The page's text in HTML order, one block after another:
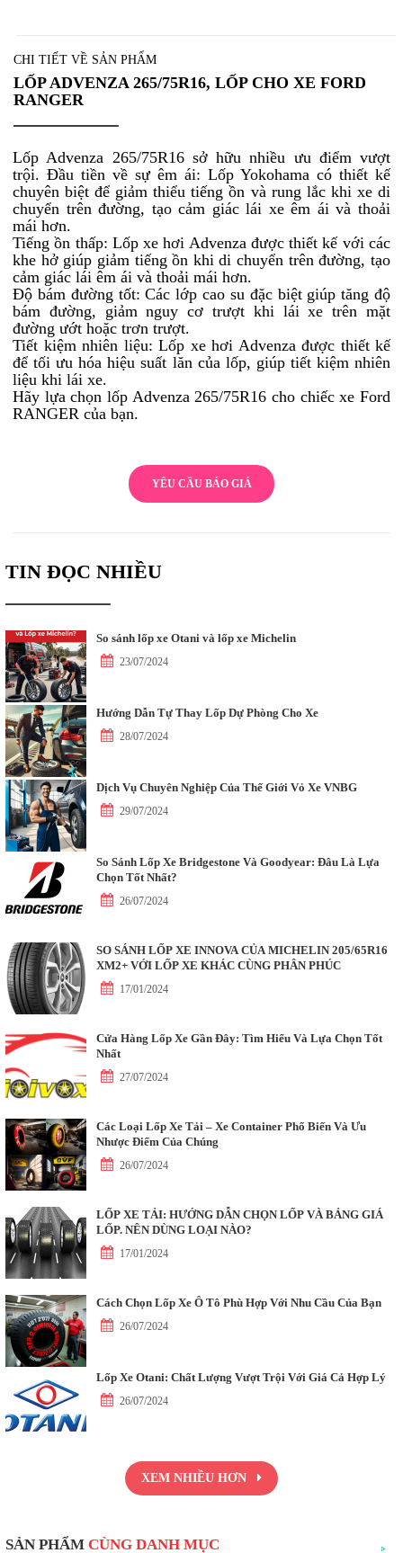
CHI TIẾT VỀ SẢN PHẨM
LỐP ADVENZA 265/75R16, LỐP CHO XE FORD
RANGER
Lốp Advenza 265/75R16 sở hữu nhiều ưu điểm vượt
trội. Đầu tiền về sự êm ái: Lốp Yokohama có thiết kế
chuyên biệt để giảm thiểu tiếng ồn và rung lắc khi xe di
chuyển trên đường, tạo cảm giác lái xe êm ái và thoải
mái hơn.
Tiếng ồn thấp: Lốp xe hơi Advenza được thiết kế với các
khe hở giúp giảm tiếng ồn khi di chuyển trên đường, tạo
cảm giác lái êm ái và thoải mái hơn.
Độ bám đường tốt: Các lớp cao su đặc biệt giúp tăng độ
bám đường, giảm nguy cơ trượt khi lái xe trên mặt
đường ướt hoặc trơn trượt.
Tiết kiệm nhiên liệu: Lốp xe hơi Advenza được thiết kế
để tối ưu hóa hiệu suất lăn của lốp, giúp tiết kiệm nhiên
liệu khi lái xe.
Hãy lựa chọn lốp Advenza 265/75R16 cho chiếc xe Ford
RANGER của bạn.
YÊU CẦU BÁO GIÁ
TIN ĐỌC NHIỀU
So sánh lốp xe Otani và lốp xe Michelin
23/07/2024
Hướng Dẫn Tự Thay Lốp Dự Phòng Cho Xe
28/07/2024
Dịch Vụ Chuyên Nghiệp Của Thế Giới Vỏ Xe VNBG
29/07/2024
So Sánh Lốp Xe Bridgestone Và Goodyear: Đâu Là Lựa
Chọn Tốt Nhất?
26/07/2024
SO SÁNH LỐP XE INNOVA CỦA MICHELIN 205/65R16
XM2+ VỚI LỐP XE KHÁC CÙNG PHÂN PHÚC
17/01/2024
Cửa Hàng Lốp Xe Gần Đây: Tìm Hiểu Và Lựa Chọn Tốt
Nhất
27/07/2024
Các Loại Lốp Xe Tải – Xe Container Phổ Biến Và Ưu
Nhược Điểm Của Chúng
26/07/2024
LỐP XE TẢI: HƯỚNG DẪN CHỌN LỐP VÀ BẢNG GIÁ
LỐP. NÊN DÙNG LOẠI NÀO?
17/01/2024
Cách Chọn Lốp Xe Ô Tô Phù Hợp Với Nhu Cầu Của Bạn
26/07/2024
Lốp Xe Otani: Chất Lượng Vượt Trội Với Giá Cả Hợp Lý
26/07/2024
XEM NHIỀU HƠN
SẢN PHẨM CÙNG DANH MỤC